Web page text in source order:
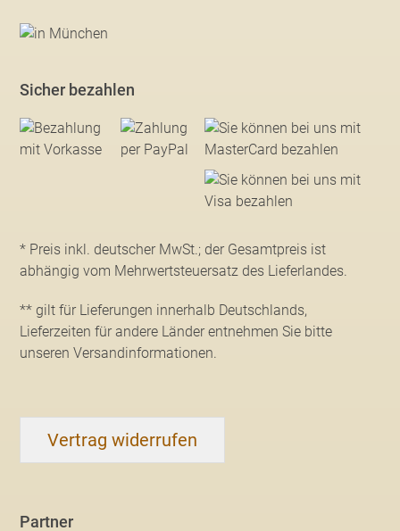
Sicher bezahlen
* Preis inkl. deutscher MwSt.; der Gesamtpreis ist
abhängig vom Mehrwertsteuersatz des Lieferlandes.
** gilt für Lieferungen innerhalb Deutschlands,
Lieferzeiten für andere Länder entnehmen Sie bitte
unseren Versandinformationen.
Vertrag widerrufen
Partner